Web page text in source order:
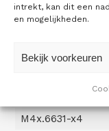
intrekt, kan dit een
en mogelijkheden.
Bekijk voorkeuren
De
Model #
M4x.6631-x4